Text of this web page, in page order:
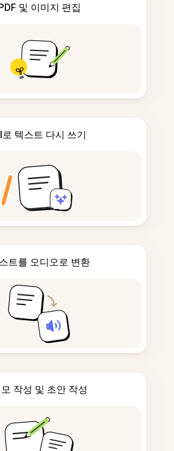
및 이미지 편집
로 텍스트 다시 쓰기
트를 오디오로 변환
작성 및 초안 작성